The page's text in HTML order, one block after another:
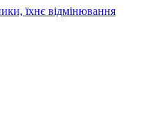
їхнє відмінювання